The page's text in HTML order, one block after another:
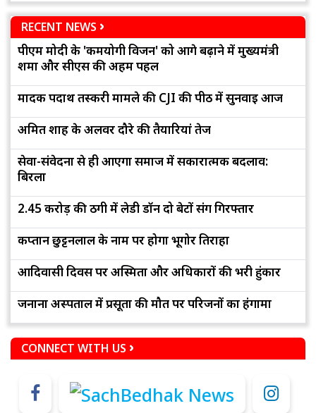
RECENT NEWS
पीएम मोदी के 'कर्मयोगी विजन' को आगे बढ़ाने में मुख्यमंत्री
शर्मा और सीएस की अहम पहल
मादक पदार्थ तस्करी मामले की CJI की पीठ में सुनवाई आज
अमित शाह के अलवर दौरे की तैयारियां तेज
सेवा-संवेदना से ही आएगा समाज में सकारात्मक बदलाव:
बिरला
2.45 करोड़ की ठगी में लेडी डॉन दो बेटों संग गिरफ्तार
कप्तान छुट्टनलाल के नाम पर होगा भूगोर तिराहा
आदिवासी दिवस पर अस्मिता और अधिकारों की भरी हुंकार
जनाना अस्पताल में प्रसूता की मौत पर परिजनों का हंगामा
CONNECT WITH US